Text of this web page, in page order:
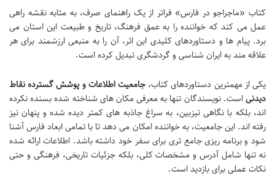
کتاب «ماجراجو در فارس» فراتر از یک راهنمای صرف، به مثابه نقشه راهی
عمل می کند که خواننده را به عمق فرهنگ، تاریخ و طبیعت این استان می
برد. پیام ها و دستاوردهای کلیدی این اثر، آن را به منبعی ارزشمند برای هر
علاقه مند به ایران شناسی و گردشگری تبدیل کرده است.
یکی از مهمترین دستاوردهای کتاب، جامعیت اطلاعات و پوشش گسترده نقاط
دیدنیاست. نویسندگان تنها به معرفی مکان های شناخته شده بسنده نکرده
اند، بلکه با نگاهی تیزبین، به سراغ جاذبه های کمتر دیده شده و پنهان نیز
رفته اند. این جامعیت، به خواننده امکان می دهد تا با تمامی ابعاد فارس آشنا
شود و برنامه ریزی جامع تری برای سفر خود داشته باشد. اطلاعات ارائه شده
نه تنها شامل آدرس و مشخصات کلی، بلکه جزئیات تاریخی، فرهنگی و حتی
نکات عملی برای بازدید است.